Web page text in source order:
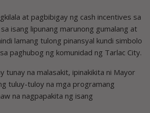
at pagbibigay ng cash incentives sa
isang lipunang marunong gumalang at
lamang tulong pinansyal kundi simbolo
paghubog ng komunidad ng Tarlac City.
tunay na malasakit, ipinakikita ni Mayor
tuluy-tuloy na mga programang
na nagpapakita ng isang